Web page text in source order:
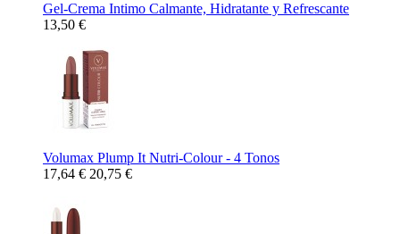
Gel-Crema Intimo Calmante, Hidratante y Refrescante
13,50 €
Volumax Plump It Nutri-Colour - 4 Tonos
17,64 € 20,75 €